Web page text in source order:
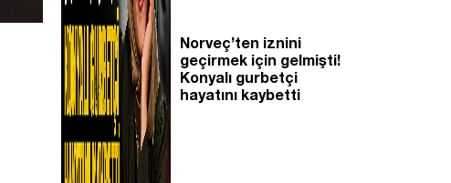
Norveç’ten iznini
geçirmek için gelmişti!
Konyalı gurbetçi
hayatını kaybetti